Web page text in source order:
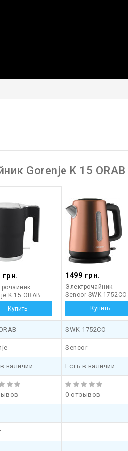
Gorenje K 15 ORAB
грн.
K 15 ORAB
1499 грн.
Электрочайник
Sencor SWK 1752CO
SWK 1752CO
Sencor
наличии Есть в наличии
0 отзывов